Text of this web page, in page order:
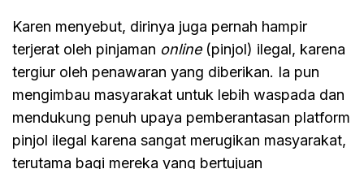
Karen menyebut, dirinya juga pernah hampir
terjerat oleh pinjaman online(pinjol) ilegal, karena
tergiur oleh penawaran yang diberikan. Ia pun
mengimbau masyarakat untuk lebih waspada dan
mendukung penuh upaya pemberantasan platform
pinjol ilegal karena sangat merugikan masyarakat,
terutama bagi mereka yang bertujuan